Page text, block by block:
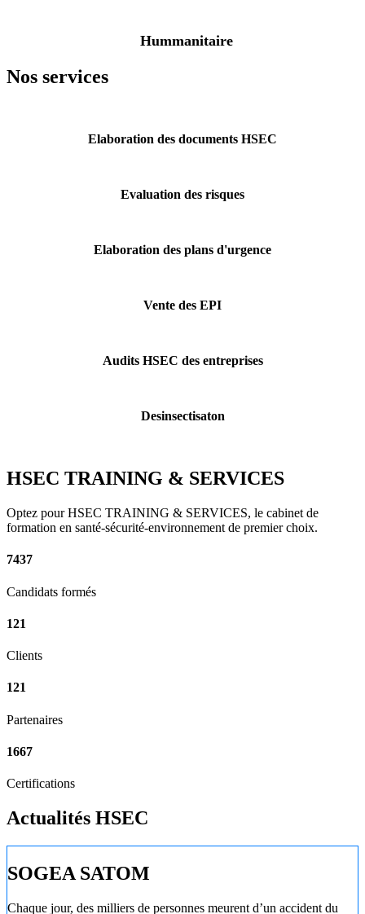
Hummanitaire
Nos services
Elaboration des documents HSEC
Evaluation des risques
Elaboration des plans d'urgence
Vente des EPI
Audits HSEC des entreprises
Desinsectisaton
HSEC TRAINING & SERVICES
Optez pour HSEC TRAINING & SERVICES, le cabinet de
formation en santé-sécurité-environnement de premier choix.
7437
Candidats formés
121
Clients
121
Partenaires
1667
Certifications
Actualités HSEC
SOGEA SATOM
Chaque jour, des milliers de personnes meurent d’un accident du